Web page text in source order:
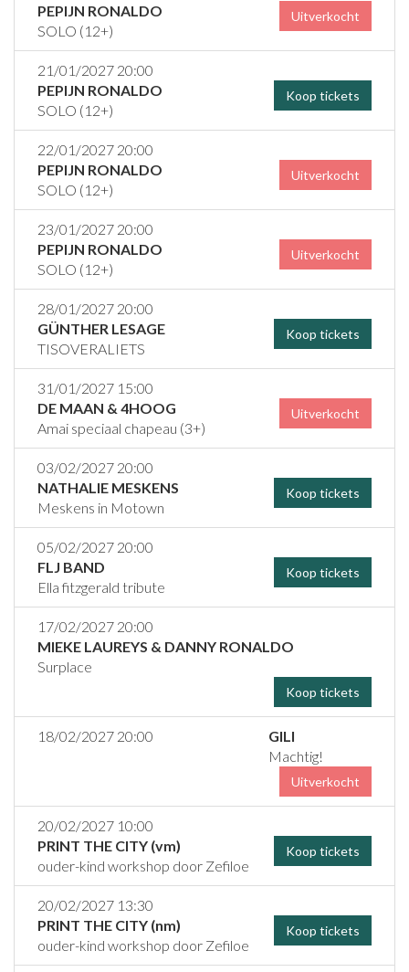
PEPIJN RONALDO
SOLO (12+)
Uitverkocht
21/01/2027 20:00
PEPIJN RONALDO
SOLO (12+)
Koop tickets
22/01/2027 20:00
PEPIJN RONALDO
SOLO (12+)
Uitverkocht
23/01/2027 20:00
PEPIJN RONALDO
SOLO (12+)
Uitverkocht
28/01/2027 20:00
GÜNTHER LESAGE
TISOVERALIETS
Koop tickets
31/01/2027 15:00
DE MAAN & 4HOOG
Amai speciaal chapeau (3+)
Uitverkocht
03/02/2027 20:00
NATHALIE MESKENS
Meskens in Motown
Koop tickets
05/02/2027 20:00
FLJ BAND
Ella fitzgerald tribute
Koop tickets
17/02/2027 20:00
MIEKE LAUREYS & DANNY RONALDO
Surplace
Koop tickets
18/02/2027 20:00
GILI
Machtig!
Uitverkocht
20/02/2027 10:00
PRINT THE CITY (vm)
ouder-kind workshop door Zefiloe
Koop tickets
20/02/2027 13:30
PRINT THE CITY (nm)
ouder-kind workshop door Zefiloe
Koop tickets